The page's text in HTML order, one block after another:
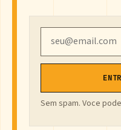
Sem spam. Voce